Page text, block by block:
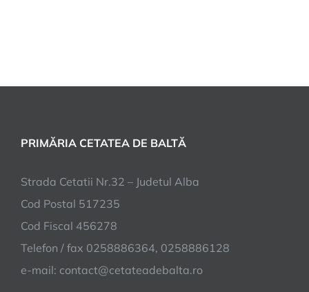
PRIMĂRIA CETATEA DE BALTĂ
Strada Cetatii Nr.32 – Judetul Alba
Cod Postal 517235
Cod Fiscal 456278
Telefon / fax 0258886364, 0258886128
e-mail: contact@cetateadebalta.ro